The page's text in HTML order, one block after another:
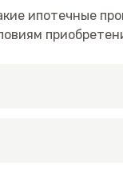
ипотечные